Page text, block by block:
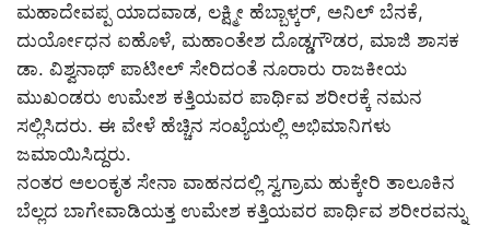
ಮಹಾದೇವಪ್ಪ ಯಾದವಾಡ, ಲಕ್ಷ್ಮೀ ಹೆಬ್ಬಾಳ್ಕರ್, ಅನಿಲ್ ಬೆನಕೆ,
ದುರ್ಯೋಧನ ಐಹೊಳೆ, ಮಹಾಂತೇಶ ದೊಡ್ಡಗೌಡರ, ಮಾಜಿ ಶಾಸಕ
ಡಾ. ವಿಶ್ವನಾಥ್ ಪಾಟೀಲ್ ಸೇರಿದಂತೆ ನೂರಾರು ರಾಜಕೀಯ
ಮುಖಂಡರು ಉಮೇಶ ಕತ್ತಿಯವರ ಪಾರ್ಥಿವ ಶರೀರಕ್ಕೆ ನಮನ
ಸಲ್ಲಿಸಿದರು. ಈ ವೇಳೆ ಹೆಚ್ಚಿನ ಸಂಖ್ಯೆಯಲ್ಲಿ ಅಭಿಮಾನಿಗಳು
ಜಮಾಯಿಸಿದ್ದರು.
ನಂತರ ಅಲಂಕೃತ ಸೇನಾ ವಾಹನದಲ್ಲಿ ಸ್ವಗ್ರಾಮ ಹುಕ್ಕೇರಿ ತಾಲೂಕಿನ
ಬೆಲ್ಲದ ಬಾಗೇವಾಡಿಯತ್ತ ಉಮೇಶ ಕತ್ತಿಯವರ ಪಾರ್ಥಿವ ಶರೀರವನ್ನು